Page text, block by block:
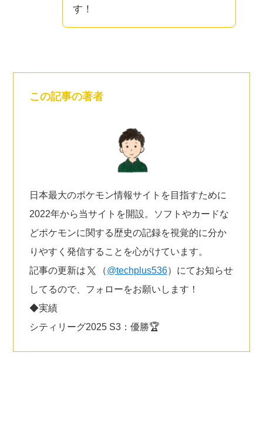
す！
この記事の著者
日本最大のポケモン情報サイトを目指すために
2022年から当サイトを開設。ソフトやカードな
どポケモンに関する歴史の記録を視覚的に分か
りやすく発信することを心がけています。
記事の更新は
（@techplus536）にてお知らせ
してるので、フォローをお願いします！
◆実績
シティリーグ2025 S3：優勝🏆